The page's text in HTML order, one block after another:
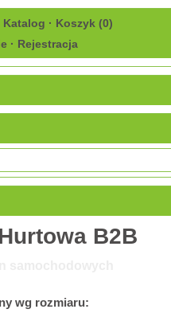
Katalog · Koszyk (0)
· Rejestracja
B2B
wg rozmiaru: